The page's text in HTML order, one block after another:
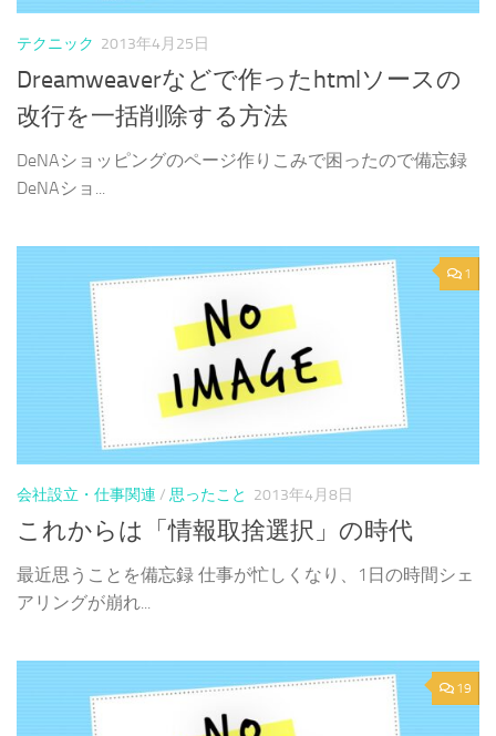
テクニック 2013年4月25日
Dreamweaverなどで作ったhtmlソースの
改行を一括削除する方法
DeNAショッピングのページ作りこみで困ったので備忘録
DeNAショ...
1
会社設立・仕事関連 / 思ったこと 2013年4月8日
これからは「情報取捨選択」の時代
最近思うことを備忘録 仕事が忙しくなり、1日の時間シェ
アリングが崩れ...
19